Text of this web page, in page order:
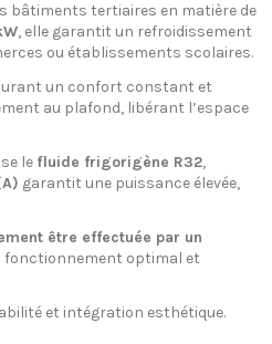
bâtiments tertiaires en matière de
, elle garantit un refroidissement
ou établissements scolaires.
un confort constant et
au plafond, libérant l’espace
le fluide frigorigène R32,
garantit une puissance élevée,
être effectuée par un
fonctionnement optimal et
et intégration esthétique.